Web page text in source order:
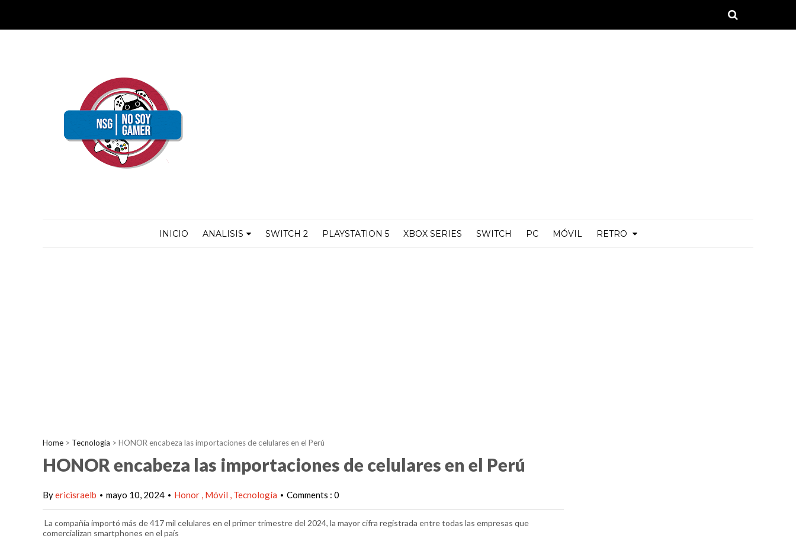
INICIO ANALISIS SWITCH 2 PLAYSTATION 5 XBOX SERIES SWITCH PC MÓVIL RETRO
Home > Tecnología > HONOR encabeza las importaciones de celulares en el Perú
HONOR encabeza las importaciones de celulares en el Perú
Byericisraelb • mayo 10, 2024 • Honor Móvil Tecnología • Comments : 0
La compañía importó más de 417 mil celulares en el primer trimestre del 2024, la mayor cifra registrada entre todas las empresas que
comercializan smartphones en el país